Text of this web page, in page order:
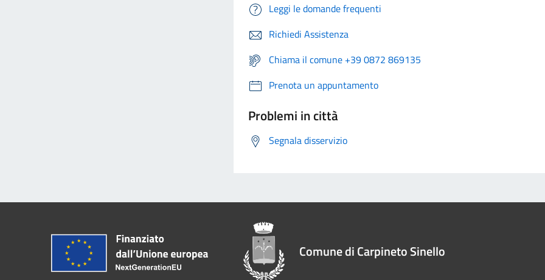
Leggi le domande frequenti
Richiedi Assistenza
Chiama il comune +39 0872 869135
Prenota un appuntamento
Problemi in città
Segnala disservizio
Comune di Carpineto Sinello